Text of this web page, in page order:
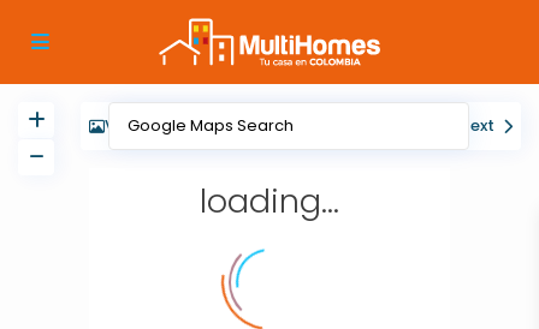
loading...
View My Location Next